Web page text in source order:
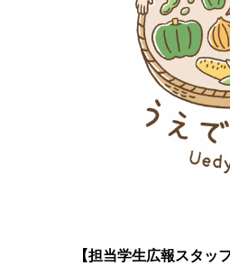
【担当学生広報スタッ